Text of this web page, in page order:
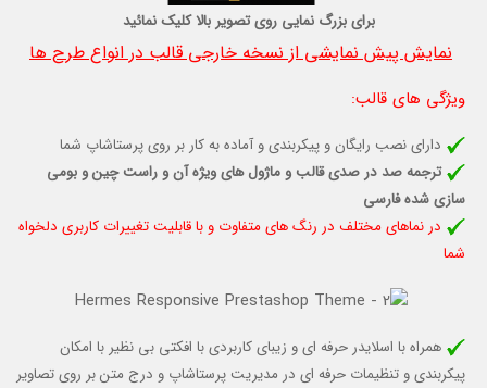
برای بزرگ نمایی روی تصویر بالا کلیک نمائید
نمایش پیش نمایشی از نسخه خارجی قالب در انواع طرح ها
ویژگی های قالب:
دارای نصب رایگان و پیکربندی و آماده به کار بر روی پرستاشاپ شما
ترجمه صد در صدی قالب و ماژول های ویژه آن و راست چین و بومی
سازی شده فارسی
در نماهای مختلف در رنگ های متفاوت و با قابلیت تغييرات كاربری دلخواه
شما
همراه با اسلایدر حرفه ای و زیبای کاربردی با افکتی بی نظیر با امکان
پیکربندی و تنظیمات حرفه ای در مدیریت پرستاشاپ و درج متن بر روی تصاویر